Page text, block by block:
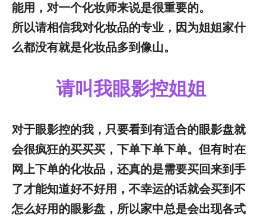
能用，对一个化妆师来说是很重要的。
所以请相信我对化妆品的专业，因为姐姐家什
么都没有就是化妆品多到像山。
请叫我眼影控姐姐
对于眼影控的我，只要看到有适合的眼影盘就
会很疯狂的买买买，下单下单下单。但有时在
网上下单的化妆品，还真的是需要买回来到手
了才能知道好不好用，不幸运的话就会买到不
怎么好用的眼影盘，所以家中总是会出现各式